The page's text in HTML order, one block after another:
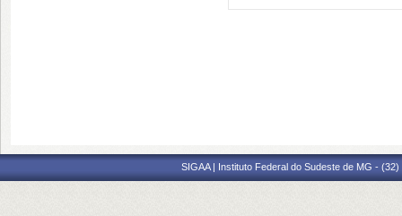
SIGAA | Instituto Federal do Sudeste de MG -